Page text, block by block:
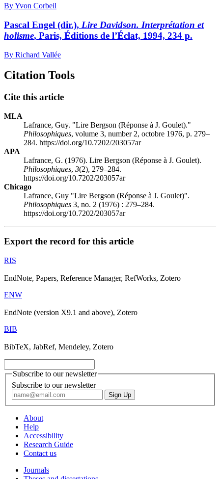
By Yvon Corbeil
Pascal Engel (dir.), Lire Davidson. Interprétation et
holisme, Paris, Éditions de l’Éclat, 1994, 234 p.
By Richard Vallée
Citation Tools
Cite this article
MLA
Lafrance, Guy. "Lire Bergson (Réponse à J. Goulet)."
Philosophiques, volume 3, number 2, octobre 1976, p. 279–
284. https://doi.org/10.7202/203057ar
APA
Lafrance, G. (1976). Lire Bergson (Réponse à J. Goulet).
Philosophiques, 3(2), 279–284.
https://doi.org/10.7202/203057ar
Chicago
Lafrance, Guy "Lire Bergson (Réponse à J. Goulet)".
Philosophiques 3, no. 2 (1976) : 279–284.
https://doi.org/10.7202/203057ar
Export the record for this article
RIS
EndNote, Papers, Reference Manager, RefWorks, Zotero
ENW
EndNote (version X9.1 and above), Zotero
BIB
BibTeX, JabRef, Mendeley, Zotero
Subscribe to our newsletter
Subscribe to our newsletter
About
Help
Accessibility
Research Guide
Contact us
Journals